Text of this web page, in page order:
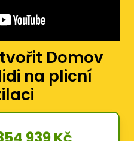
Domov
na plicní